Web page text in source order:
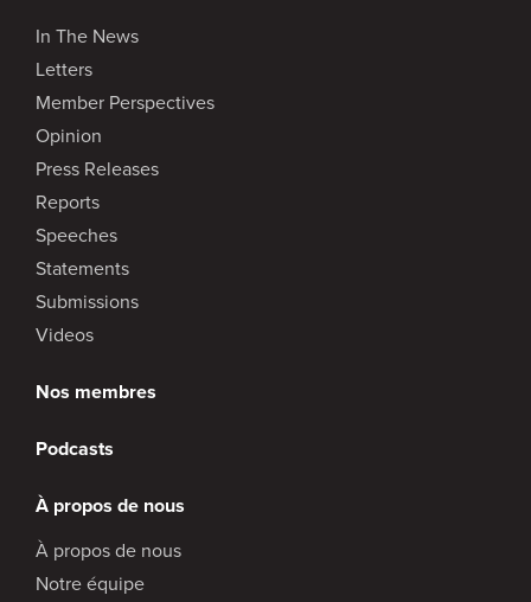
In The News
Letters
Member Perspectives
Opinion
Press Releases
Reports
Speeches
Statements
Submissions
Videos
Nos membres
Podcasts
À propos de nous
À propos de nous
Notre équipe